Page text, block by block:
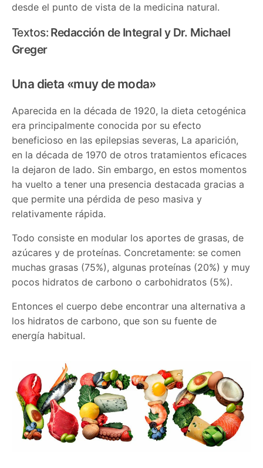
desde el punto de vista de la medicina natural.
Textos: Redacción de Integral y Dr. Michael
Greger
Una dieta «muy de moda»
Aparecida en la década de 1920, la dieta cetogénica
era principalmente conocida por su efecto
beneficioso en las epilepsias severas, La aparición,
en la década de 1970 de otros tratamientos eficaces
la dejaron de lado. Sin embargo, en estos momentos
ha vuelto a tener una presencia destacada gracias a
que permite una pérdida de peso masiva y
relativamente rápida.
Todo consiste en modular los aportes de grasas, de
azúcares y de proteínas. Concretamente: se comen
muchas grasas (75%), algunas proteínas (20%) y muy
pocos hidratos de carbono o carbohidratos (5%).
Entonces el cuerpo debe encontrar una alternativa a
los hidratos de carbono, que son su fuente de
energía habitual.